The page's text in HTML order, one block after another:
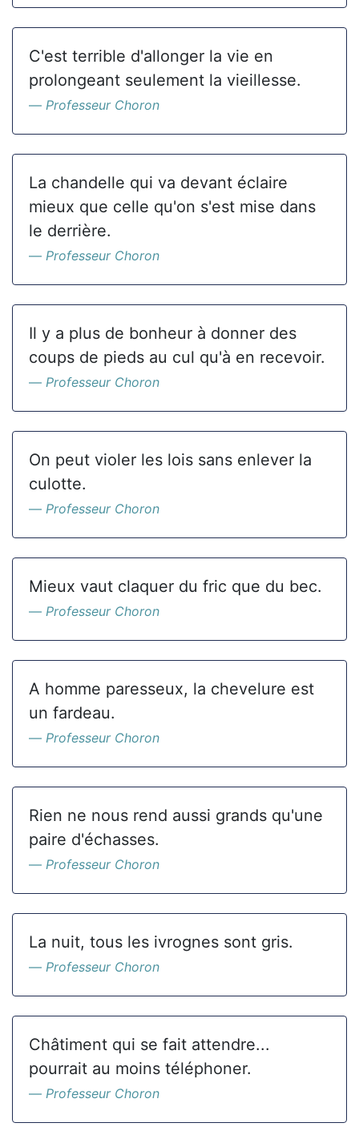
C'est terrible d'allonger la vie en
prolongeant seulement la vieillesse.
Professeur Choron
La chandelle qui va devant éclaire
mieux que celle qu'on s'est mise dans
le derrière.
Professeur Choron
Il y a plus de bonheur à donner des
coups de pieds au cul qu'à en recevoir.
Professeur Choron
On peut violer les lois sans enlever la
culotte.
Professeur Choron
Mieux vaut claquer du fric que du bec.
Professeur Choron
A homme paresseux, la chevelure est
un fardeau.
Professeur Choron
Rien ne nous rend aussi grands qu'une
paire d'échasses.
Professeur Choron
La nuit, tous les ivrognes sont gris.
Professeur Choron
Châtiment qui se fait attendre...
pourrait au moins téléphoner.
Professeur Choron